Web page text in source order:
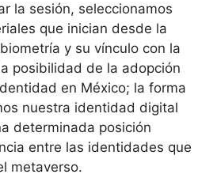
la sesión, seleccionamos
que inician desde la
y su vínculo con la
posibilidad de la adopción
en México; la forma
nuestra identidad digital
determinada posición
entre las identidades que
metaverso.